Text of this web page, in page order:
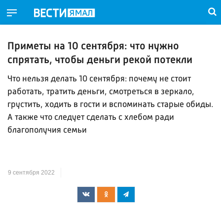
Приметы на 10 сентября: что нужно
спрятать, чтобы деньги рекой потекли
Что нельзя делать 10 сентября: почему не стоит
работать, тратить деньги, смотреться в зеркало,
грустить, ходить в гости и вспоминать старые обиды.
А также что следует сделать с хлебом ради
благополучия семьи
9 сентября 2022